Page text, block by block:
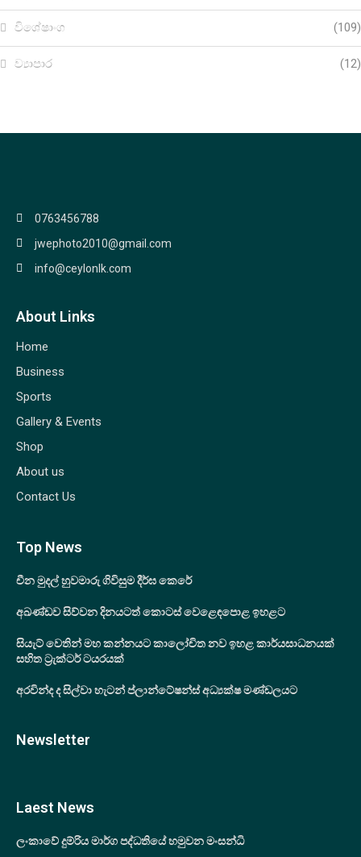
විශේෂාංග (109)
ව්‍යාපාර (12)
0763456788
jwephoto2010@gmail.com
info@ceylonlk.com
About Links
Home
Business
Sports
Gallery & Events
Shop
About us
Contact Us
Top News
චීන මුදල් හුවමාරු ගිවිසුම දීර්ඝ කෙරේ
අඛණ්ඩව සිව්වන දිනයටත් කොටස් වෙළෙඳපොළ ඉහළට
සියැට් වෙතින් මහ කන්නයට කාලෝචිත නව ඉහළ කාර්යසාධනයක්
සහිත ට්‍රැක්ටර් ටයරයක්
අරවින්ද ද සිල්වා හැටන් ප්ලාන්ටේෂන්ස් අධ්‍යක්ෂ මණ්ඩලයට
Newsletter
Laest News
ලංකාවේ දුම්රිය මාර්ග පද්ධතියේ හමුවන මංසන්ධි